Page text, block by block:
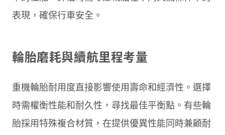
表現，確保行車安全。
輪胎磨耗與續航里程考量
重機輪胎耐用度直接影響使用壽命和經濟性。選擇
時需權衡性能和耐久性，尋找最佳平衡點。有些輪
胎採用特殊複合材質，在提供優異性能同時兼顧耐